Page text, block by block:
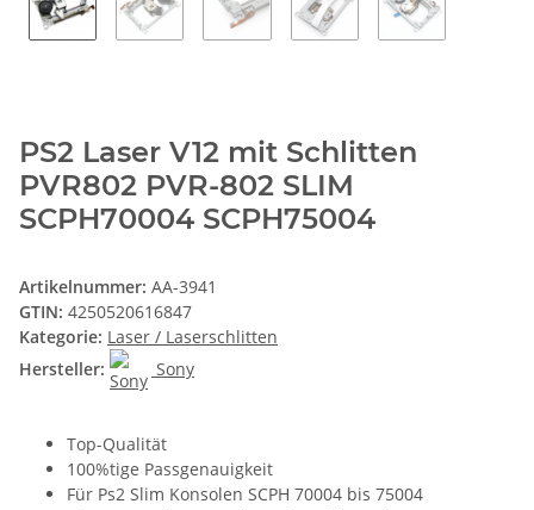
PS2 Laser V12 mit Schlitten
PVR802 PVR-802 SLIM
SCPH70004 SCPH75004
Artikelnummer: AA-3941
GTIN: 4250520616847
Kategorie: Laser / Laserschlitten
Hersteller:
Sony
Top-Qualität
100%tige Passgenauigkeit
Für Ps2 Slim Konsolen SCPH 70004 bis 75004